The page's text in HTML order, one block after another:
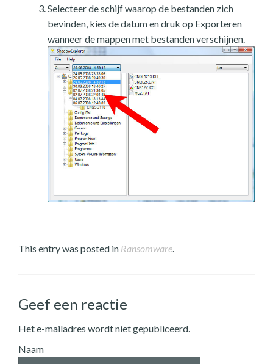
Selecteer de schijf waarop de bestanden zich
bevinden, kies de datum en druk op Exporteren
wanneer de mappen met bestanden verschijnen.
This entry was posted in Ransomware.
Geef een reactie
Het e-mailadres wordt niet gepubliceerd.
Naam